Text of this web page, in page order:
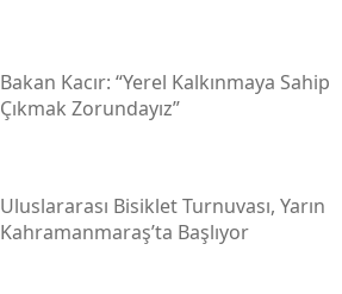
Bakan Kacır: “yerel Kalkınmaya Sahip
Çıkmak Zorundayız”
Uluslararası Bisiklet Turnuvası, Yarın
Kahramanmaraş’ta Başlıyor